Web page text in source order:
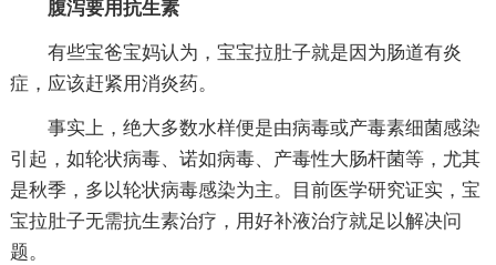
腹泻要用抗生素
有些宝爸宝妈认为，宝宝拉肚子就是因为肠道有炎
症，应该赶紧用消炎药。
事实上，绝大多数水样便是由病毒或产毒素细菌感染
引起，如轮状病毒、诺如病毒、产毒性大肠杆菌等，尤其
是秋季，多以轮状病毒感染为主。目前医学研究证实，宝
宝拉肚子无需抗生素治疗，用好补液治疗就足以解决问
题。